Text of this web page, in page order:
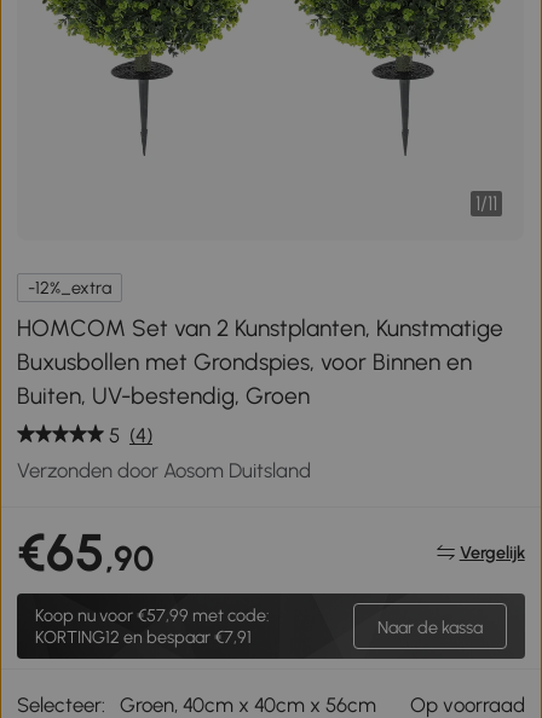
1/11
-12%_extra
HOMCOM Set van 2 Kunstplanten, Kunstmatige
Buxusbollen met Grondspies, voor Binnen en
Buiten, UV-bestendig, Groen
5 (4)
Verzonden door Aosom Duitsland
€65,90 Vergelijk
Koop nu voor €57,99 met code:
KORTING12 en bespaar €7,91
Naar de kassa
Selecteer: Groen, 40cm x 40cm x 56cm Op voorraad